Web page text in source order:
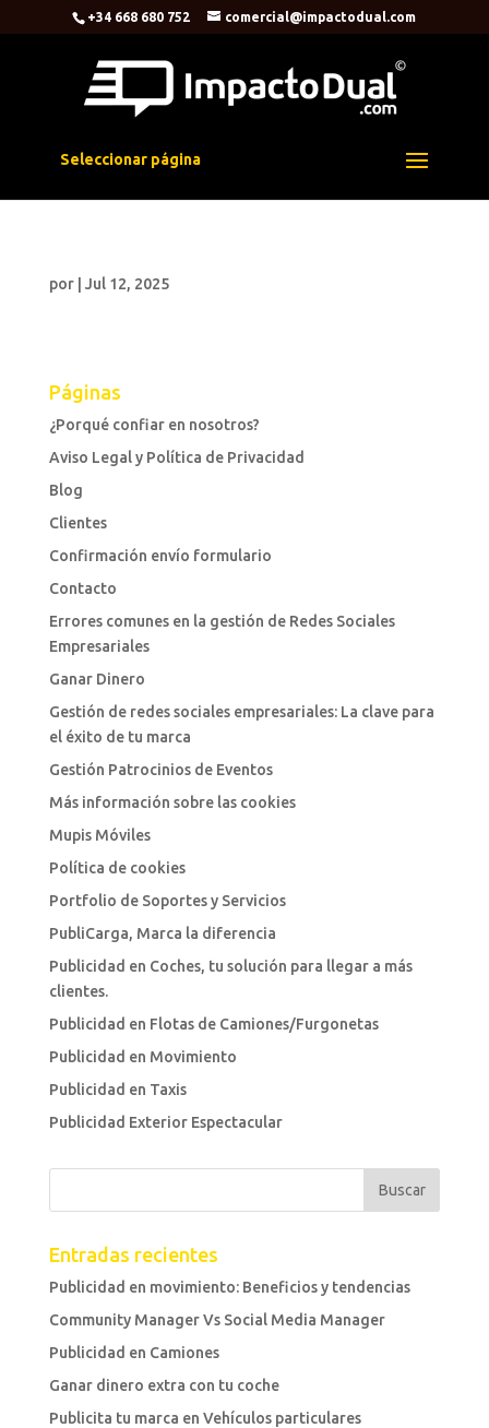
+34 668 680 752 comercial@impactodual.com
Seleccionar página
por Jul 12, 2025
Páginas
¿Porqué confiar en nosotros?
Aviso Legal y Política de Privacidad
Blog
Clientes
Confirmación envío formulario
Contacto
Errores comunes en la gestión de Redes Sociales
Empresariales
Ganar Dinero
Gestión de redes sociales empresariales: La clave para
el éxito de tu marca
Gestión Patrocinios de Eventos
Más información sobre las cookies
Mupis Móviles
Política de cookies
Portfolio de Soportes y Servicios
PubliCarga, Marca la diferencia
Publicidad en Coches, tu solución para llegar a más
clientes.
Publicidad en Flotas de Camiones/Furgonetas
Publicidad en Movimiento
Publicidad en Taxis
Publicidad Exterior Espectacular
Entradas recientes
Publicidad en movimiento: Beneficios y tendencias
Community Manager Vs Social Media Manager
Publicidad en Camiones
Ganar dinero extra con tu coche
Publicita tu marca en Vehículos particulares